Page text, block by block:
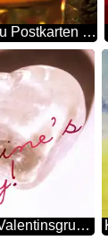
Neu Jahr Hintergrund zu Postkarten und Glückwünsche
Postkarte Glücklich Valentinsgrußes Tag